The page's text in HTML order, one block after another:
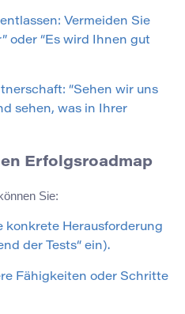
Vermeiden Sie
oder “Es wird Ihnen gut
“Sehen wir uns
sehen, was in Ihrer
Erfolgsroadmap
Sie:
konkrete Herausforderung
der Tests“ ein).
Fähigkeiten oder Schritte